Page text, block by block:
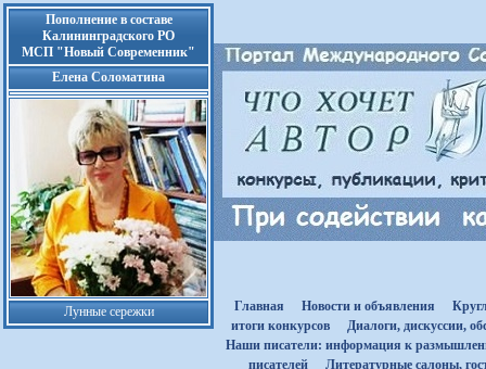
Пополнение в составе
Калининградского РО
МСП "Новый Современник"
Елена Соломатина
Лунные сережки Главная Новости и объявления
итоги конкурсов
Диалоги, дискуссии,
Наши писатели: информация к
писателей
Литературные салоны,